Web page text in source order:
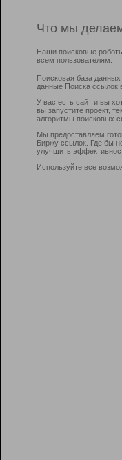
Что мы
Наши поисковые
всем пользователям.
Поисковая база
данные Поиска ссылок
У вас есть сайт и вы
вы запустите проект,
алгоритмы поисковых
Мы предоставляем
Биржу ссылок. Где бы
улучшить
Используйте все